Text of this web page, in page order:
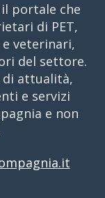
portale che
di PET,
veterinari,
del settore.
di attualità,
e servizi
e non